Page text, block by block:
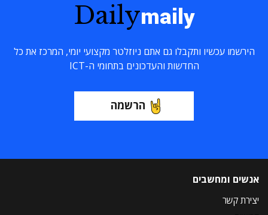
Dailymaily
הירשמו עכשיו ותקבלו גם אתם ניוזלטר מקצועי יומי, המרכז את כל
החדשות והעדכונים בתחומי ה-ICT
הרשמה
אנשים ומחשבים
יצירת קשר